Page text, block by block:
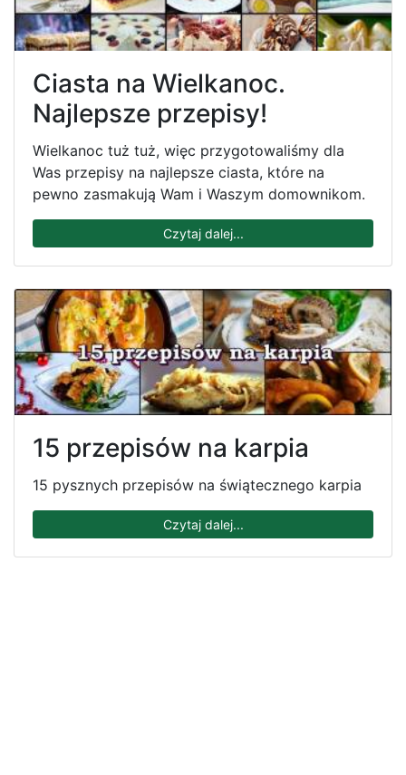
Ciasta na Wielkanoc.
Najlepsze przepisy!
Wielkanoc tuż tuż, więc przygotowaliśmy dla
Was przepisy na najlepsze ciasta, które na
pewno zasmakują Wam i Waszym domownikom.
Czytaj dalej...
15 przepisów na karpia
15 pysznych przepisów na świątecznego karpia
Czytaj dalej...